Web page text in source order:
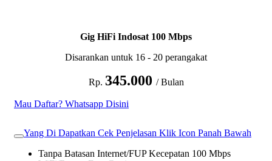
Gig HiFi Indosat 100 Mbps
Disarankan untuk 16 - 20 perangakat
Rp. 345.000 / Bulan
Mau Daftar? Whatsapp Disini
Yang Di Dapatkan Cek Penjelasan Klik Icon Panah Bawah
Tanpa Batasan Internet/FUP Kecepatan 100 Mbps